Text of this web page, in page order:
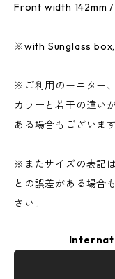
Front width 142mm
※with Sunglass
※ご利用のモニター
カラーと若干の違い
ある場合もございま
※またサイズの表記
との誤差がある場合
さい。